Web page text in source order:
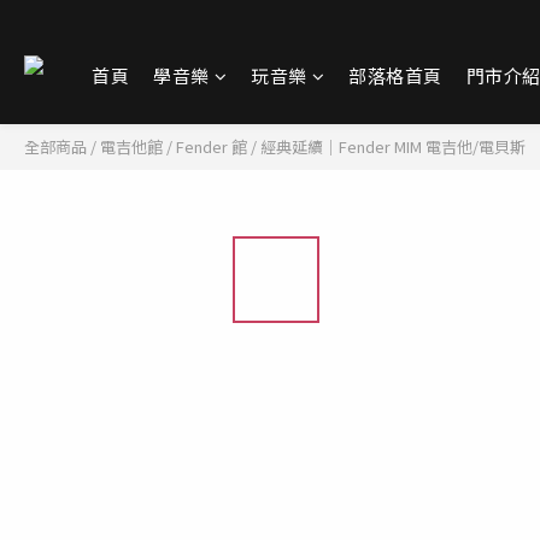
首頁 學音樂 玩音樂 部落格首頁 門市介紹
全部商品 / 電吉他館 / Fender 館 / 經典延續｜Fender MIM 電吉他/電貝斯